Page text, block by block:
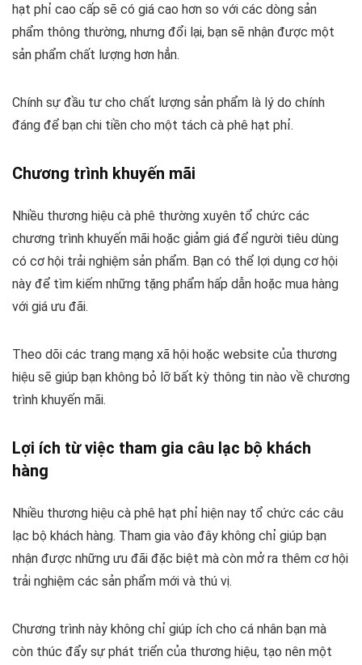
hạt phỉ cao cấp sẽ có giá cao hơn so với các dòng sản
phẩm thông thường, nhưng đổi lại, bạn sẽ nhận được một
sản phẩm chất lượng hơn hẳn.
Chính sự đầu tư cho chất lượng sản phẩm là lý do chính
đáng để bạn chi tiền cho một tách cà phê hạt phỉ.
Chương trình khuyến mãi
Nhiều thương hiệu cà phê thường xuyên tổ chức các
chương trình khuyến mãi hoặc giảm giá để người tiêu dùng
có cơ hội trải nghiệm sản phẩm. Bạn có thể lợi dụng cơ hội
này để tìm kiếm những tặng phẩm hấp dẫn hoặc mua hàng
với giá ưu đãi.
Theo dõi các trang mạng xã hội hoặc website của thương
hiệu sẽ giúp bạn không bỏ lỡ bất kỳ thông tin nào về chương
trình khuyến mãi.
Lợi ích từ việc tham gia câu lạc bộ khách
hàng
Nhiều thương hiệu cà phê hạt phỉ hiện nay tổ chức các câu
lạc bộ khách hàng. Tham gia vào đây không chỉ giúp bạn
nhận được những ưu đãi đặc biệt mà còn mở ra thêm cơ hội
trải nghiệm các sản phẩm mới và thú vị.
Chương trình này không chỉ giúp ích cho cá nhân bạn mà
còn thúc đẩy sự phát triển của thương hiệu, tạo nên một